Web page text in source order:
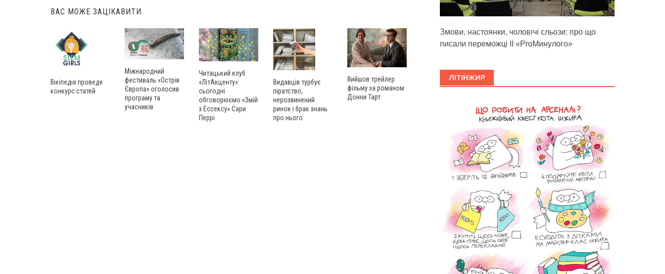
ВАС МОЖЕ ЗАЦІКАВИТИ
Вікіпедія проведе
конкурс статей
Міжнародний
фестиваль «Острів
Європа» оголосив
програму та
учасників
Читацький клуб
«ЛітАкценту»:
сьогодні
обговорюємо «Змій
з Ессексу» Сари
Перрі
Видавців турбує
піратство,
нерозвинений
ринок і брак знань
про нього
Вийшов трейлер
фільму за романом
Донни Тарт
Змови, настоянки, чоловічі сльози: про що
писали переможці ІІ «ProМинулого»
ЛІТІНЖИР